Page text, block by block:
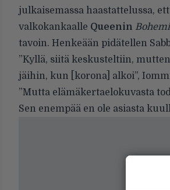
julkaisemassa haastattelussa,
valkokankaalle Queenin
tavoin. Henkeään pidätellen
”Kyllä, siitä keskusteltiin,
jäihin, kun [korona] alkoi”,
”Mutta elämäkertaelokuvasta
Sen enempää en ole asiasta